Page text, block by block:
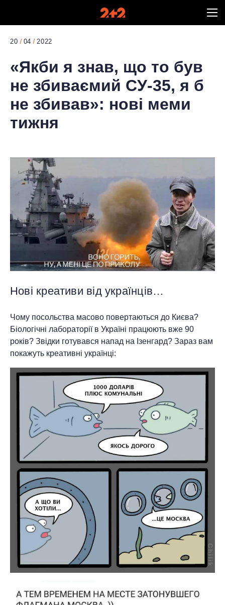
20 04 2022
«Якби я знав, що то був
не збиваємий СУ-35, я б
не збивав»: нові меми
тижня
Нові креативи від українців…
Чому посольства масово повертаються до Києва?
Біологічні лабораторії в Україні працюють вже 90
років? Звідки готувався напад на Ізенгард? Зараз вам
покажуть креативні українці: